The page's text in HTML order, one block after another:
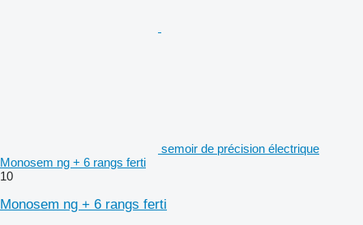
semoir de précision électrique
Monosem ng + 6 rangs ferti
10
Monosem ng + 6 rangs ferti